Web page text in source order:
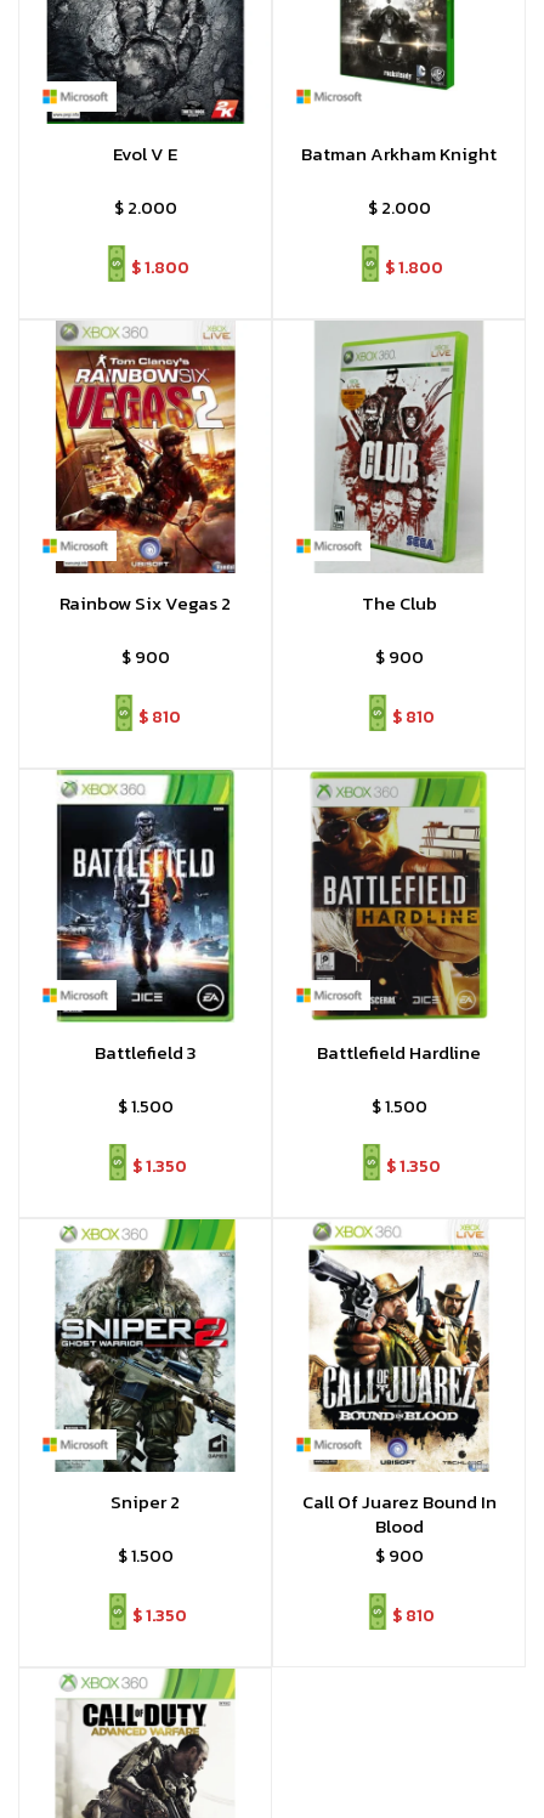
Evol V E
$ 2.000
$1.800
Batman Arkham Knight
$ 2.000
$1.800
Rainbow Six Vegas 2
$ 900
$810
The Club
$ 900
$810
Battlefield 3
$1.500
$1.350
Battlefield Hardline
$1.500
$1.350
Sniper 2
$1.500
$1.350
Call Of Juarez Bound In
Blood
$ 900
$810